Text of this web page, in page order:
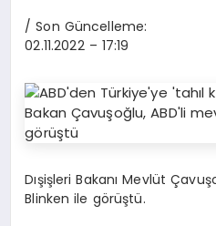
/ Son Güncelleme:
02.11.2022– 17:19
Dışişleri Bakanı Mevlüt
Blinken ile görüştü.